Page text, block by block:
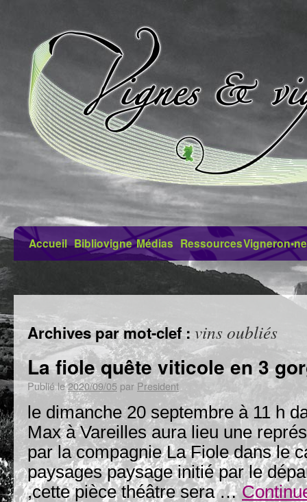
Accueil Bibliovigne Médias Ressources
Archives par mot-clef : vins oubliés
La fiole quête viticole en 3
Publié le2020/09/05 par President
le dimanche 20 septembre à 11 h
Max à Vareilles aura lieu une
par la compagnie La Fiole dans le
paysages paysage initié par le
,cette pièce théâtre sera …